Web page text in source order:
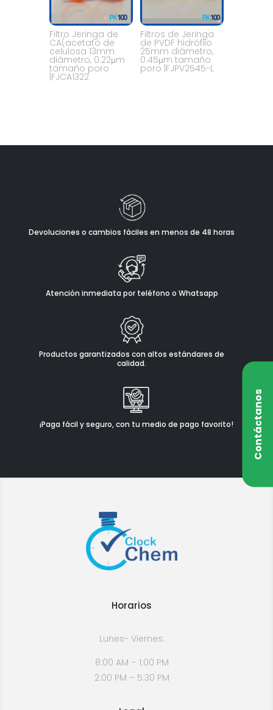
Filtro Jeringa de
CA(acetato de
celulosa 13mm
diámetro, 0.22μm
tamaño poro
|FJCA1322
Filtros de Jeringa
de PVDF hidrófilo
25mm diámetro,
0.45μm tamaño
poro |FJPV2545-L
Devoluciones o cambios fáciles en menos de 48 horas
Atención inmediata por teléfono o Whatsapp
Productos garantizados con altos estándares de
calidad.
¡Paga fácil y seguro, con tu medio de pago favorito! Contáctanos
Horarios
Lunes- Viernes:
8:00 AM – 1:00 PM
2:00 PM – 5:30 PM